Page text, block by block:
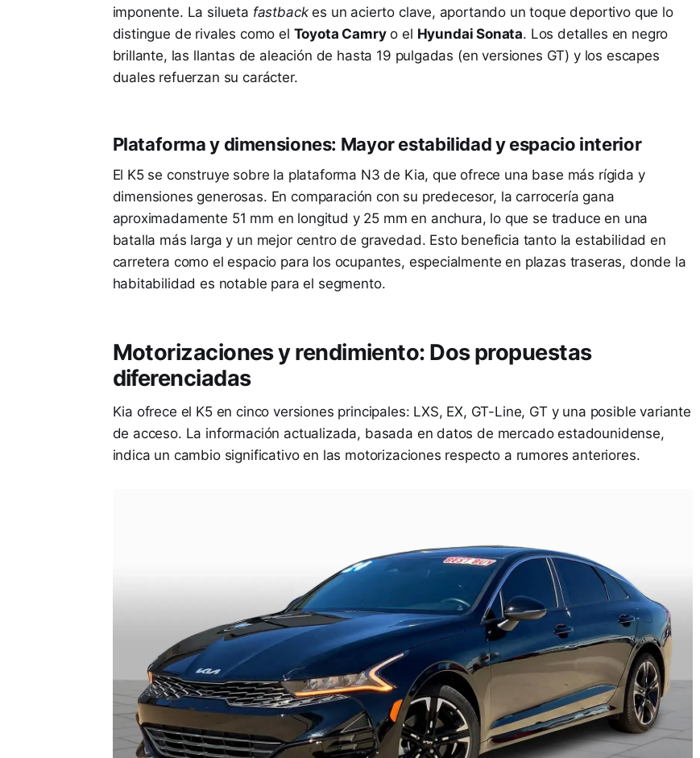
imponente. La silueta fastbackes un acierto clave, aportando un toque deportivo que lo
distingue de rivales como el Toyota Camryo el Hyundai Sonata. Los detalles en negro
brillante, las llantas de aleación de hasta 19 pulgadas (en versiones GT) y los escapes
duales refuerzan su carácter.
Plataforma y dimensiones: Mayor estabilidad y espacio interior
El K5 se construye sobre la plataforma N3 de Kia, que ofrece una base más rígida y
dimensiones generosas. En comparación con su predecesor, la carrocería gana
aproximadamente 51 mm en longitud y 25 mm en anchura, lo que se traduce en una
batalla más larga y un mejor centro de gravedad. Esto beneficia tanto la estabilidad en
carretera como el espacio para los ocupantes, especialmente en plazas traseras, donde la
habitabilidad es notable para el segmento.
Motorizaciones y rendimiento: Dos propuestas
diferenciadas
Kia ofrece el K5 en cinco versiones principales: LXS, EX, GT-Line, GT y una posible variante
de acceso. La información actualizada, basada en datos de mercado estadounidense,
indica un cambio significativo en las motorizaciones respecto a rumores anteriores.